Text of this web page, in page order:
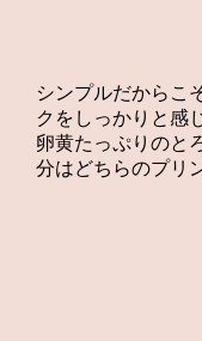
シンプルだからこ
クをしっかりと感
卵黄たっぷりのと
分はどちらのプリ